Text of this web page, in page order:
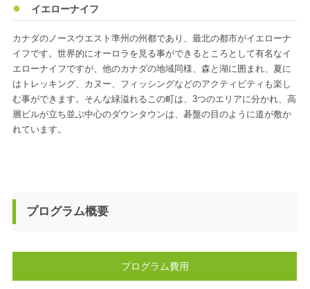
イエローナイフ
カナダのノースウエスト準州の州都であり、最北の都市がイエローナ
イフです。世界的にオーロラを見る事ができるところとして有名なイ
エローナイフですが、他のカナダの地域同様、森と湖に囲まれ、夏に
はトレッキング、カヌー、フィッシングなどのアクティビティも楽し
む事ができます。そんな緑溢れるこの町は、3つのエリアに分かれ、高
層ビルが立ち並ぶ中心のダウンタウンは、碁盤の目のように道が敷か
れています。
プログラム概要
プログラム費用